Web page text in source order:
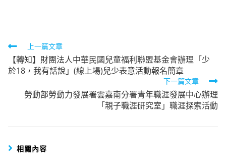
Read
more
articles
上一篇文章
【轉知】財團法人中華民國兒童福利聯盟基金會辦理「少
於18，我有話說」(線上場)兒少表意活動報名簡章
下一篇文章
勞動部勞動力發展署雲嘉南分署青年職涯發展中心辦理
「親子職涯研究室」職涯探索活動
相關內容